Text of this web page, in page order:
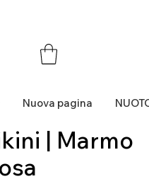
Nuova pagina
| Marmo